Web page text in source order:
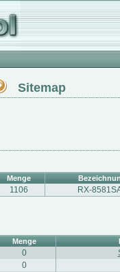
Sitemap
Menge
1106 RX-
Menge
0
0